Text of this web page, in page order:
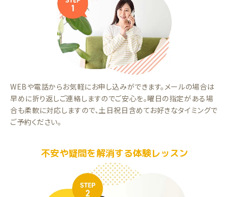
WEBや電話からお気軽にお申し込みができます。メールの場合は
早めに折り返しご連絡しますのでご安心を。曜日の指定がある場
合も柔軟に対応しますので、土日祝日含めてお好きなタイミングで
ご予約ください。
不安や疑問を解消する体験レッスン